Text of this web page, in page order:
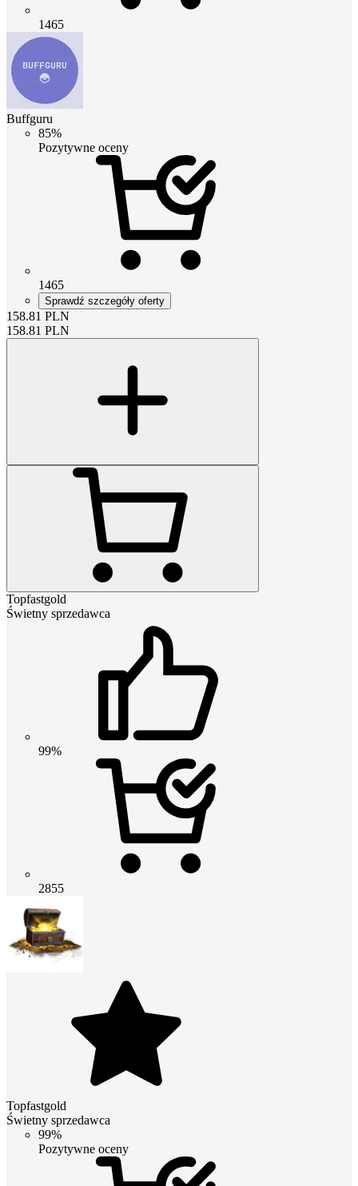
1465
Buffguru
85%
Pozytywne oceny
1465
Sprawdź szczegóły oferty
158.81 PLN
158.81 PLN
Topfastgold
Świetny sprzedawca
99%
2855
Topfastgold
Świetny sprzedawca
99%
Pozytywne oceny